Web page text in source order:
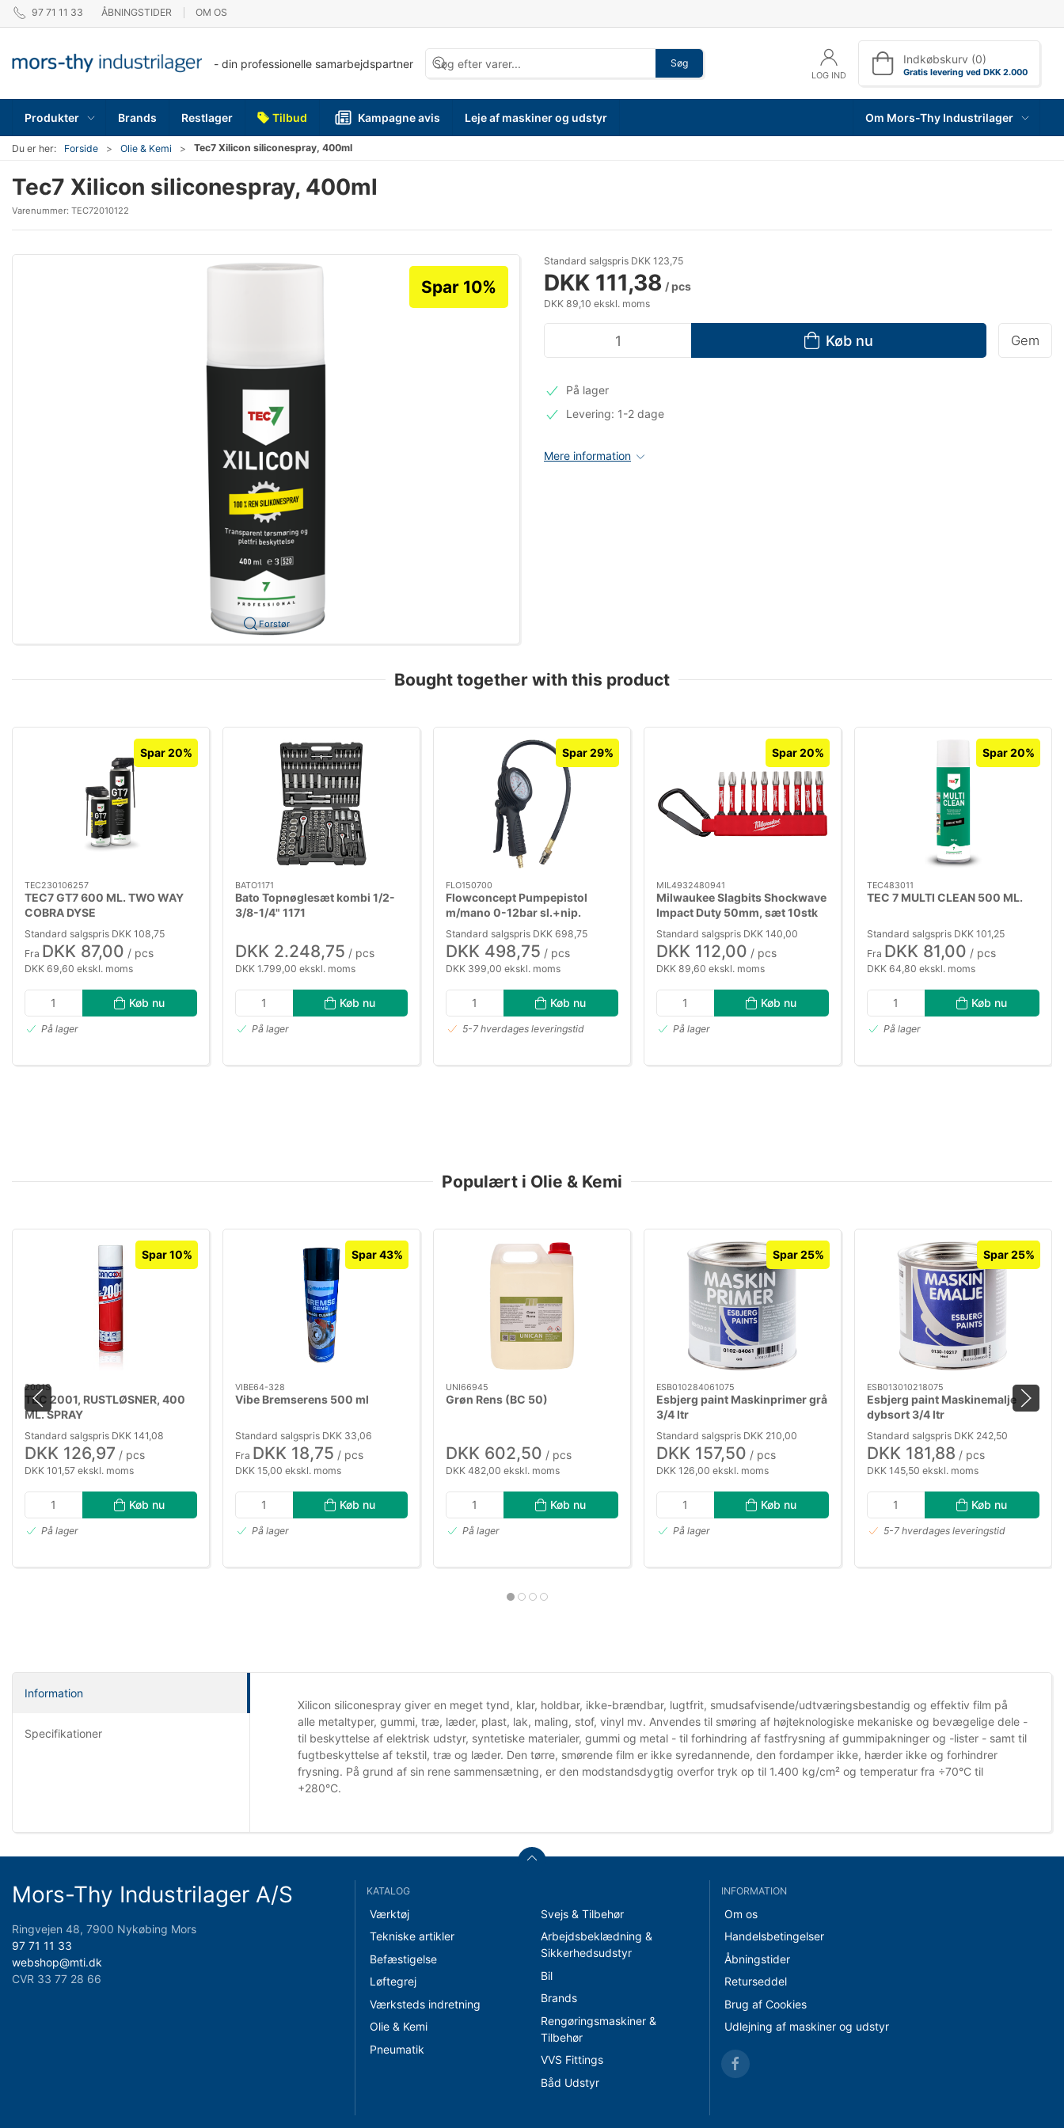
97 71 11 33 ÅBNINGSTIDER OM OS
- din professionelle samarbejdspartner Søg
LOG IND
Indkøbskurv (0)
Gratis levering ved DKK 2.000
Produkter Brands Restlager Tilbud Kampagne avis Leje af maskiner og udstyr Om Mors-Thy Industrilager
Du er her: Forside Olie & Kemi Tec7 Xilicon siliconespray, 400ml
Tec7 Xilicon siliconespray, 400ml
Varenummer: TEC72010122
Forstør
Spar 10%
Standard salgspris DKK 123,75
DKK 111,38 / pcs
DKK 89,10 ekskl. moms
Køb nu Gem
På lager
Levering: 1-2 dage
Mere information
Bought together with this product
Spar 20%
TEC230106257
TEC7 GT7 600 ML. TWO WAY
COBRA DYSE
Standard salgspris DKK 108,75
Fra DKK 87,00 / pcs
DKK 69,60 ekskl. moms
Køb nu
På lager
BATO1171
Bato Topnøglesæt kombi 1/2-
3/8-1/4" 1171
DKK 2.248,75 / pcs
DKK 1.799,00 ekskl. moms
Køb nu
På lager
Spar 29%
FLO150700
Flowconcept Pumpepistol
m/mano 0-12bar sl.+nip.
Standard salgspris DKK 698,75
DKK 498,75 / pcs
DKK 399,00 ekskl. moms
Køb nu
5-7 hverdages leveringstid
Spar 20%
MIL4932480941
Milwaukee Slagbits Shockwave
Impact Duty 50mm, sæt 10stk
Standard salgspris DKK 140,00
DKK 112,00 / pcs
DKK 89,60 ekskl. moms
Køb nu
På lager
Spar 20%
TEC483011
TEC 7 MULTI CLEAN 500 ML.
Standard salgspris DKK 101,25
Fra DKK 81,00 / pcs
DKK 64,80 ekskl. moms
Køb nu
På lager
Populært i Olie & Kemi
Spar 10%
2001S
TEC 2001, RUSTLØSNER, 400
ML. SPRAY
Standard salgspris DKK 141,08
DKK 126,97 / pcs
DKK 101,57 ekskl. moms
Køb nu
På lager
Spar 43%
VIBE64-328
Vibe Bremserens 500 ml
Standard salgspris DKK 33,06
Fra DKK 18,75 / pcs
DKK 15,00 ekskl. moms
Køb nu
På lager
UNI66945
Grøn Rens (BC 50)
DKK 602,50 / pcs
DKK 482,00 ekskl. moms
Køb nu
På lager
Spar 25%
ESB010284061075
Esbjerg paint Maskinprimer grå
3/4 ltr
Standard salgspris DKK 210,00
DKK 157,50 / pcs
DKK 126,00 ekskl. moms
Køb nu
På lager
Spar 25%
ESB013010218075
Esbjerg paint Maskinemalje
dybsort 3/4 ltr
Standard salgspris DKK 242,50
DKK 181,88 / pcs
DKK 145,50 ekskl. moms
Køb nu
5-7 hverdages leveringstid
Information
Specifikationer
Xilicon siliconespray giver en meget tynd, klar, holdbar, ikke-brændbar, lugtfrit, smudsafvisende/udtværingsbestandig og effektiv film på
alle metaltyper, gummi, træ, læder, plast, lak, maling, stof, vinyl mv. Anvendes til smøring af højteknologiske mekaniske og bevægelige dele -
til beskyttelse af elektrisk udstyr, syntetiske materialer, gummi og metal - til forhindring af fastfrysning af gummipakninger og -lister - samt til
fugtbeskyttelse af tekstil, træ og læder. Den tørre, smørende film er ikke syredannende, den fordamper ikke, hærder ikke og forhindrer
frysning. På grund af sin rene sammensætning, er den modstandsdygtig overfor tryk op til 1.400 kg/cm² og temperatur fra ÷70°C til
+280°C.
Mors-Thy Industrilager A/S
Ringvejen 48, 7900 Nykøbing Mors
97 71 11 33
webshop@mti.dk
CVR 33 77 28 66
KATALOG
Værktøj
Tekniske artikler
Befæstigelse
Løftegrej
Værksteds indretning
Olie & Kemi
Pneumatik
Svejs & Tilbehør
Arbejdsbeklædning &
Sikkerhedsudstyr
Bil
Brands
Rengøringsmaskiner &
Tilbehør
VVS Fittings
Båd Udstyr
INFORMATION
Om os
Handelsbetingelser
Åbningstider
Returseddel
Brug af Cookies
Udlejning af maskiner og udstyr